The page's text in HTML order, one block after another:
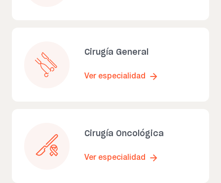
Cirugía General
Ver especialidad
Cirugía Oncológica
Ver especialidad